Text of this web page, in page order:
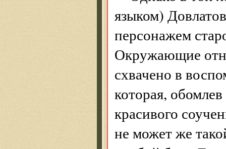
языком)
персонажем
Окружающие
схвачено в
которая,
красивого
не может же